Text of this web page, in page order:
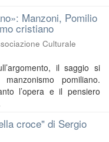
Manzoni, Pomilio
cristiano
Culturale
il saggio si
pomiliano.
l’opera e il pensiero
croce" di Sergio